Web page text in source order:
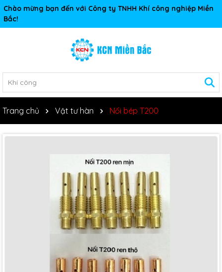
Chào mừng bạn đến với Công ty TNHH Khí công nghiệp Miền
Bắc!
Trang chủ Vật tư hàn Nối bép T200